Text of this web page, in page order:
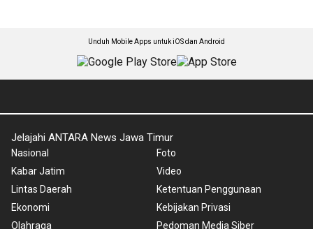
Unduh Mobile Apps untuk iOS dan Android
Jelajahi ANTARA News Jawa Timur
Nasional
Kabar Jatim
Lintas Daerah
Ekonomi
Olahraga
Foto
Video
Ketentuan Penggunaan
Kebijakan Privasi
Pedoman Media Siber